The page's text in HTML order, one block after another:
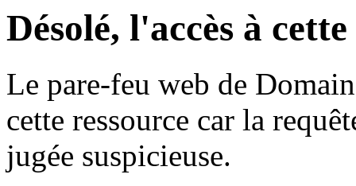
Désolé, l'accès à
Le pare-feu web de
cette ressource car la
jugée suspicieuse.